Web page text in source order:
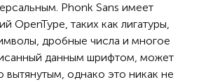
Phonk Sans имеет
OpenType, таких как лигатуры,
дробные числа и многое
данным шрифтом, может
вытянутым, однако это никак не